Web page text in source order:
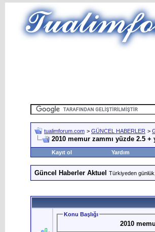
tualimforum.com > GÜNCEL HABERLER >
2010 memur zammı yüzde 2.5 +
Kayıt ol Yardım
Güncel Haberler Aktuel Türkiyeden
Konu Başlığı
2010